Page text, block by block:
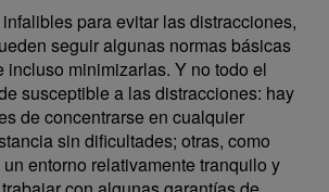
para evitar las distracciones,
seguir algunas normas básicas
incluso minimizarlas. Y no todo el
susceptible a las distracciones: hay
de concentrarse en cualquier
sin dificultades; otras, como
entorno relativamente tranquilo y